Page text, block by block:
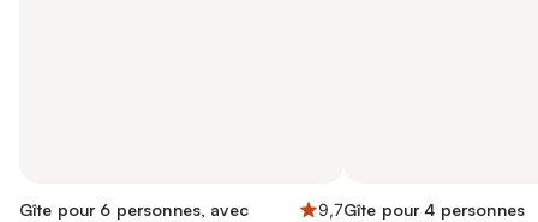
Gîte pour 6 personnes, avec
9,7Gîte pour 4 personnes